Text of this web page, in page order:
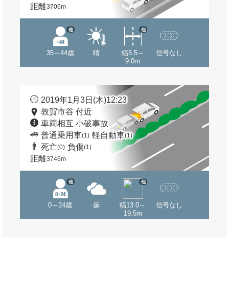
距離3706m
35～44歳
他
晴
幅5.5～
9.0m
他
信号なし
2019年1月3日(木)12:23
敦賀市谷 付近
車両相互 小破事故
普通乗用車(1) 軽自動車(1)
死亡(0) 負傷(1)
距離3746m
0～24歳
他
曇
幅13.0～
19.5m
他
信号なし